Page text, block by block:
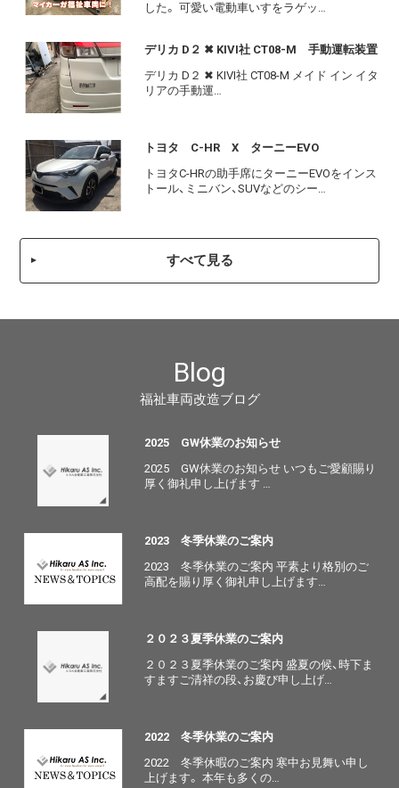
した。 可愛い電動車いすをラゲッ…
デリカ D２ ✖ KIVI社 CT08-M 手動運転装置
デリカ D２ ✖ KIVI社 CT08-M メイド イン イタ
リアの手動運…
トヨタ C-HR X ターニーEVO
トヨタC-HRの助手席にターニーEVOをインス
トール、ミニバン、SUVなどのシー…
すべて見る
Blog
福祉車両改造ブログ
2025 GW休業のお知らせ
2025 GW休業のお知らせ いつもご愛顧賜り
厚く御礼申し上げます …
2023 冬季休業のご案内
2023 冬季休業のご案内 平素より格別のご
高配を賜り厚く御礼申し上げます…
２０２３夏季休業のご案内
２０２３夏季休業のご案内 盛夏の候、時下ま
すますご清祥の段、お慶び申し上げ…
2022 冬季休業のご案内
2022 冬季休暇のご案内 寒中お見舞い申し
上げます。 本年も多くの…